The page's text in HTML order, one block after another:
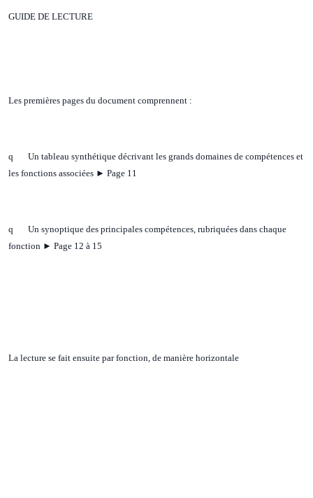
GUIDE DE LECTURE
Les premières pages du document comprennent :
q Un tableau synthétique décrivant les grands domaines de compétences et
les fonctions associées ► Page 11
q Un synoptique des principales compétences, rubriquées dans chaque
fonction ► Page 12 à 15
La lecture se fait ensuite par fonction, de manière horizontale